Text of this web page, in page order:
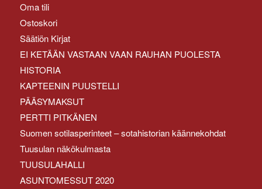
Oma tili
Ostoskori
Säätiön Kirjat
EI KETÄÄN VASTAAN VAAN RAUHAN PUOLESTA
HISTORIA
KAPTEENIN PUUSTELLI
PÄÄSYMAKSUT
PERTTI PITKÄNEN
Suomen sotilasperinteet – sotahistorian käännekohdat
Tuusulan näkökulmasta
TUUSULAHALLI
ASUNTOMESSUT 2020